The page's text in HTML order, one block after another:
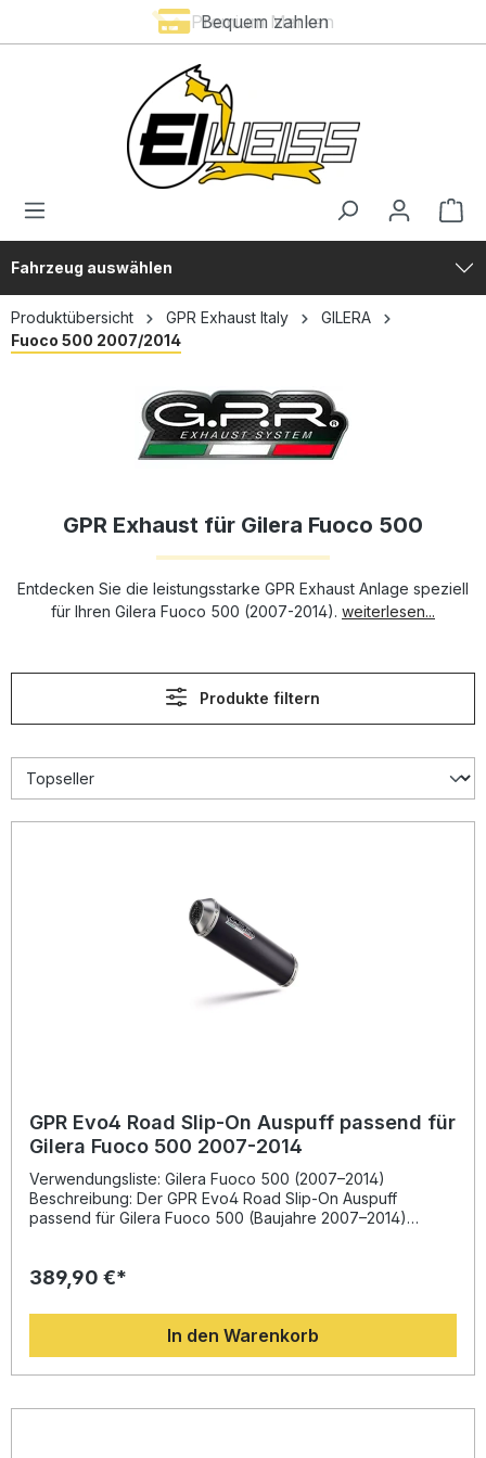
Premium Marken
Bequem zahlen
Fahrzeug auswählen
Produktübersicht GPR Exhaust Italy
GILERA
Fuoco 500 2007/2014
GPR Exhaust für Gilera Fuoco 500
Entdecken Sie die leistungsstarke GPR Exhaust Anlage speziell
für Ihren Gilera Fuoco 500 (2007-2014). weiterlesen...
Produkte filtern
GPR Evo4 Road Slip-On Auspuff passend für
Gilera Fuoco 500 2007-2014
Verwendungsliste: Gilera Fuoco 500 (2007–2014)
Beschreibung: Der GPR Evo4 Road Slip-On Auspuff
passend für Gilera Fuoco 500 (Baujahre 2007–2014)
Erfahrung aus der Motorrad-Weltmeisterschaft liefert GPR
Drehmoment und Leistung Ihres Fahrzeugs spürbar
verbessert. Gleichzeitig profitieren Sie von einer deutlichen
Gewichtseinsparung gegenüber der Serienanlage, was die
Fahrdynamik zusätzlich optimiert.Der homologierte Slip-On
inklusive Verbindungspipe sowie Katalysator. So genießen
389,90 €*
In den Warenkorb